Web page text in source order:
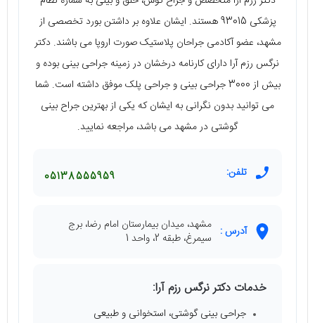
پزشکی 93015 هستند. ایشان علاوه بر داشتن بورد تخصصی از
مشهد، عضو آکادمی جراحان پلاستیک صورت اروپا می باشند. دکتر
نرگس رزم آرا دارای کارنامه درخشان در زمینه جراحی بینی بوده و
بیش از 3000 جراحی بینی و جراحی پلک موفق داشته است. شما
می توانید بدون نگرانی به ایشان که یکی از بهترین جراح بینی
گوشتی در مشهد می باشد، مراجعه نمایید.
تلفن: 05138555959
آدرس : مشهد، میدان بیمارستان امام رضا، برج
سیمرغ، طبقه 2، واحد 1
خدمات دکتر نرگس رزم آرا:
جراحی بینی گوشتی، استخوانی و طبیعی